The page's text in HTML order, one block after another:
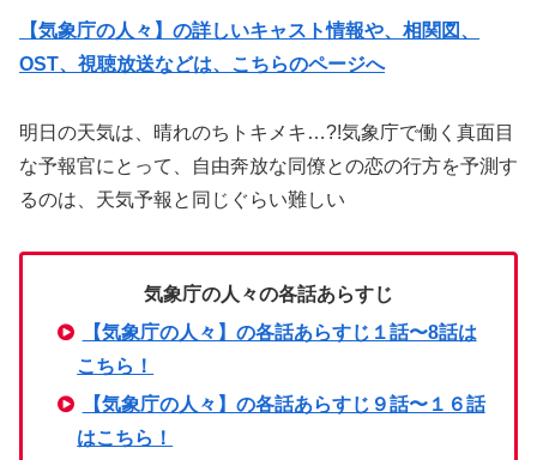
【気象庁の人々】の詳しいキャスト情報や、相関図、
OST、視聴放送などは、こちらのページへ
明日の天気は、晴れのちトキメキ…?!気象庁で働く真面目
な予報官にとって、自由奔放な同僚との恋の行方を予測す
るのは、天気予報と同じぐらい難しい
気象庁の人々の各話あらすじ
【気象庁の人々】の各話あらすじ１話〜8話は
こちら！
【気象庁の人々】の各話あらすじ９話〜１６話
はこちら！